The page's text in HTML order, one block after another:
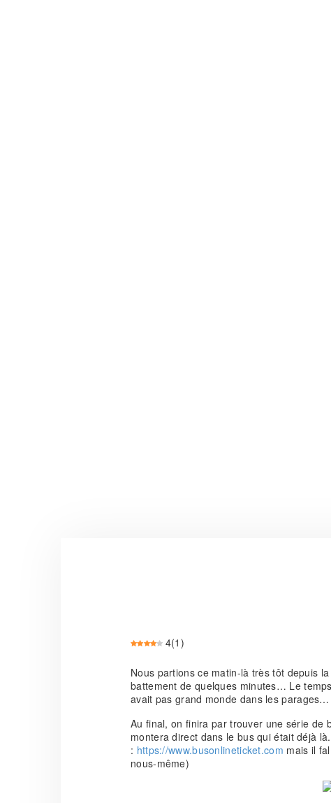
4(1 )
Nous partions ce matin-là très tôt depuis
battement de quelques minutes… Le
avait pas grand monde dans les parages…
Au final, on finira par trouver une série de
montera direct dans le bus qui était déjà
: https://www.busonlineticket.com mais il
nous-même)